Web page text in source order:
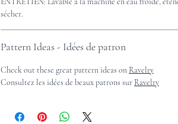
sécher.
Pattern Ideas - Idées de patron
Check out these great pattern ideas on Ravelry
Consultez les idées de beaux patrons sur Ravelry